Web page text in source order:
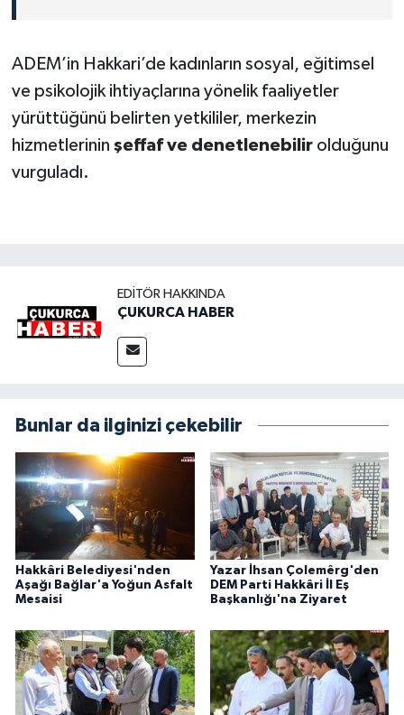
ADEM’in Hakkari’de kadınların sosyal, eğitimsel
ve psikolojik ihtiyaçlarına yönelik faaliyetler
yürüttüğünü belirten yetkililer, merkezin
hizmetlerinin şeffaf ve denetlenebilirolduğunu
vurguladı.
EDITÖR HAKKINDA
ÇUKURCA HABER
Bunlar da ilginizi çekebilir
Hakkâri Belediyesi'nden
Aşağı Bağlar'a Yoğun Asfalt
Mesaisi
Yazar İhsan Çolemêrg'den
DEM Parti Hakkâri İl Eş
Başkanlığı'na Ziyaret